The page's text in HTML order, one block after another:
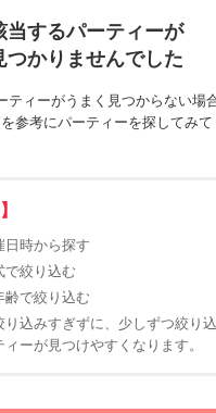
当するパーティーが
つかりませんでした
ティーがうまく見つからない場合
参考にパーティーを探してみて
日時から探す
で絞り込む
齢で絞り込む
込みすぎずに、少しずつ絞り込
ーが見つけやすくなります。